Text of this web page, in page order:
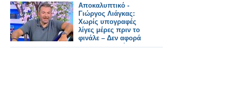
Αποκαλυπτικό -
Γιώργος Λιάγκας:
Χωρίς υπογραφές
λίγες μέρες πριν το
φινάλε – Δεν αφορά
το DWTS η δεύτερη